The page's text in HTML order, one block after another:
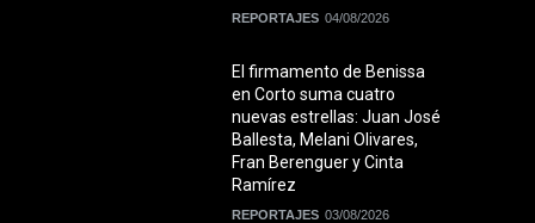
REPORTAJES 04/08/2026
El firmamento de Benissa
en Corto suma cuatro
nuevas estrellas: Juan José
Ballesta, Melani Olivares,
Fran Berenguer y Cinta
Ramírez
REPORTAJES 03/08/2026